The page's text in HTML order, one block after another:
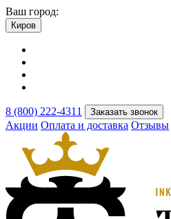
Ваш город:
Киров
8 (800) 222-4311 Заказать звонок
Акции Оплата и доставка Отзывы